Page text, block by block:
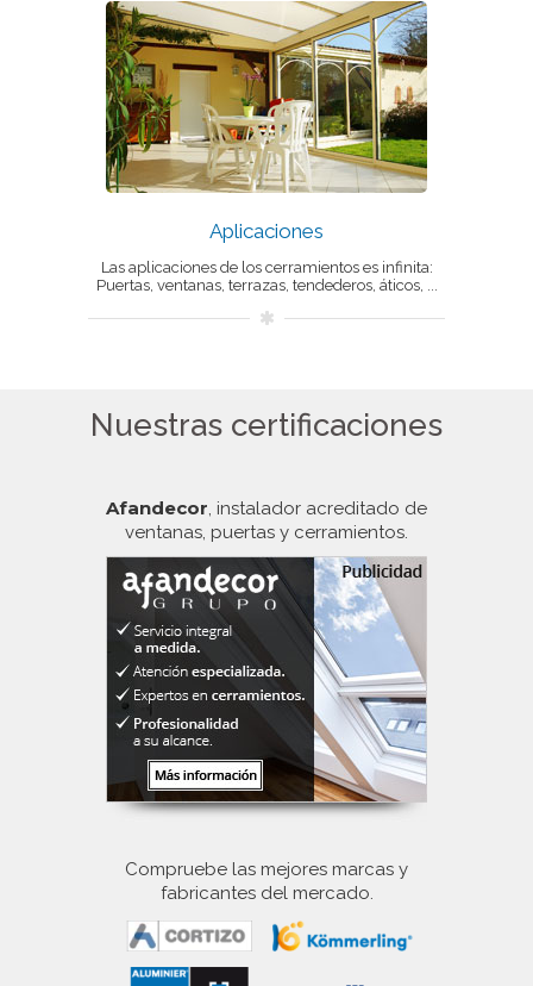
Aplicaciones
Las aplicaciones de los cerramientos es infinita:
Puertas, ventanas, terrazas, tendederos, áticos, ...
Nuestras certificaciones
Afandecor, instalador acreditado de
ventanas, puertas y cerramientos.
Compruebe las mejores marcas y
fabricantes del mercado.